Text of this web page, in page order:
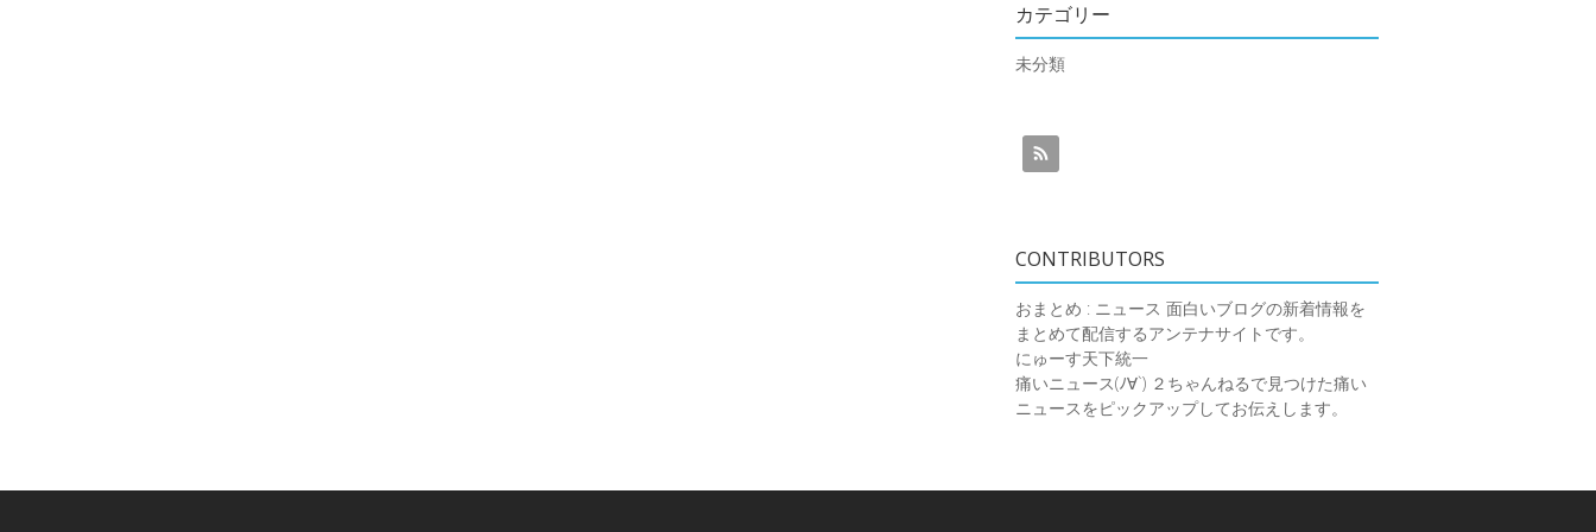
カテゴリー
未分類
CONTRIBUTORS
おまとめ : ニュース 面白いブログの新着情報を
まとめて配信するアンテナサイトです。
にゅーす天下統一
痛いニュース(ﾉ∀`) ２ちゃんねるで見つけた痛い
ニュースをピックアップしてお伝えします。